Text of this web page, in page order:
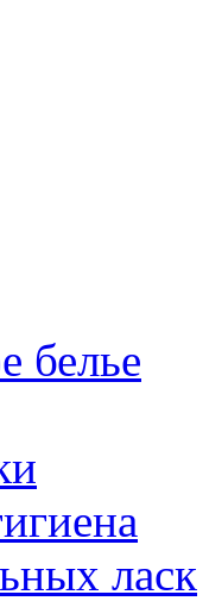
белье
ласк